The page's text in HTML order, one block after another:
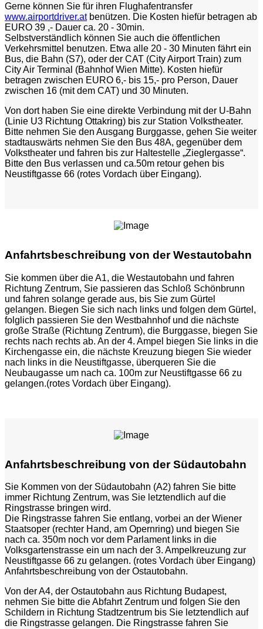
Gerne können Sie für ihren Flughafentransfer
www.airportdriver.atbenützen. Die Kosten hiefür betragen ab
EURO 39 ,- Dauer ca. 20 - 30min.
Selbstverständlich können Sie auch die öffentlichen
Verkehrsmittel benutzen. Etwa alle 20 - 30 Minuten fährt ein
Bus, die Bahn (S7), oder der CAT (City Airport Train) zum
City Air Terminal (Bahnhof Wien Mitte). Kosten hiefür
betragen zwischen EURO 6,- bis 15,- pro Person, Dauer
zwischen 16 (mit dem CAT) und 30 Minuten.
Von dort haben Sie eine direkte Verbindung mit der U-Bahn
(Linie U3 Richtung Ottakring) bis zur Station Volkstheater.
Bitte nehmen Sie den Ausgang Burggasse, gehen Sie weiter
stadtauswärts nehmen Sie den Bus 48A, gegenüber dem
Volkstheater und fahren bis zur Haltestelle „Zieglergasse“.
Bitte den Bus verlassen und ca.50m retour gehen bis
Neustiftgasse 66 (rotes Vordach über Eingang).
Anfahrtsbeschreibung von der Westautobahn
Sie kommen über die A1, die Westautobahn und fahren
Richtung Zentrum, Sie passieren das Schloß Schönbrunn
und fahren solange gerade aus, bis Sie zum Gürtel
gelangen. Biegen Sie sich nach links und folgen dem Gürtel,
folglich passieren Sie den Westbahnhof und die nächste
große Straße (Richtung Zentrum), die Burggasse, biegen Sie
rechts nach rechts ab. An der 4. Ampel biegen Sie links in die
Kirchengasse ein, die nächste Kreuzung biegen Sie wieder
nach links in die Neustiftgasse, überqueren Sie die
Neubaugasse um nach ca. 100m zur Neustiftgasse 66 zu
gelangen.(rotes Vordach über Eingang).
Anfahrtsbeschreibung von der Südautobahn
Sie Kommen von der Südautobahn (A2) fahren Sie bitte
immer Richtung Zentrum, was Sie letztendlich auf die
Ringstrasse bringen wird.
Die Ringstrasse fahren Sie entlang, vorbei an der Wiener
Staatsoper (rechter Hand, am Opernring) und biegen Sie
nach ca. 350m noch vor dem Parlament links in die
Volksgartenstrasse ein um nach der 3. Ampelkreuzung zur
Neustiftgasse 66 zu gelangen. (rotes Vordach über Eingang)
Anfahrtsbeschreibung von der Ostautobahn.
Von der A4, der Ostautobahn aus Richtung Budapest,
nehmen Sie bitte die Abfahrt Zentrum und folgen Sie den
Schildern in Richtung Stadtzentrum bis Sie letztendlich auf
die Ringstrasse gelangen. Die Ringstrasse fahren Sie